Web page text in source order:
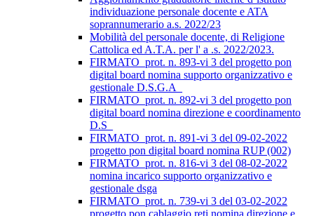
individuazione personale docente e ATA
soprannumerario a.s. 2022/23
Mobilità del personale docente, di Religione
Cattolica ed A.T.A. per l' a .s. 2022/2023.
FIRMATO_prot. n. 893-vi 3 del progetto pon
digital board nomina supporto organizzativo e
gestionale D.S.G.A_
FIRMATO_prot. n. 892-vi 3 del progetto pon
digital board nomina direzione e coordinamento
D.S_
FIRMATO_prot. n. 891-vi 3 del 09-02-2022
progetto pon digital board nomina RUP (002)
FIRMATO_prot. n. 816-vi 3 del 08-02-2022
nomina incarico supporto organizzativo e
gestionale dsga
FIRMATO_prot. n. 739-vi 3 del 03-02-2022